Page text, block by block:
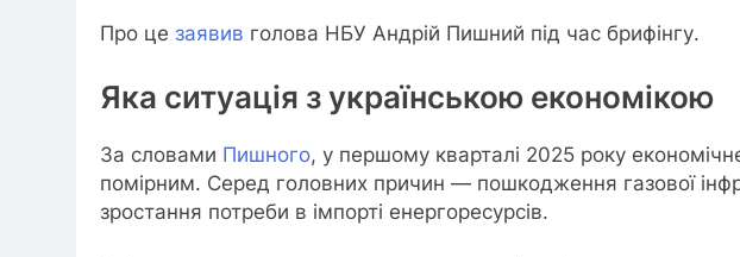
Про це заявив голова НБУ Андрій Пишний під час брифінгу.
Яка ситуація з українською економікою
За словами Пишного, у першому кварталі 2025 року
помірним. Серед головних причин — пошкодження газової
зростання потреби в імпорті енергоресурсів.